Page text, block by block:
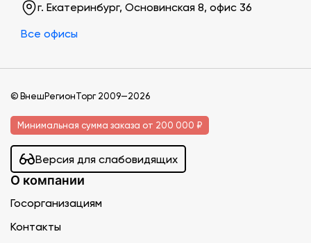
г. Екатеринбург, Основинская 8, офис 36
Все офисы
© ВнешРегионТорг 2009—2026
Минимальная сумма заказа от 200 000 ₽
Версия для слабовидящих
О компании
Госорганизациям
Контакты